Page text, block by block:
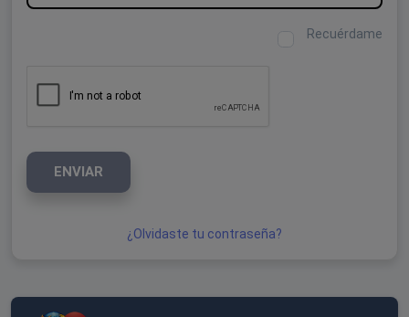
Recuérdame
ENVIAR
¿Olvidaste tu contraseña?